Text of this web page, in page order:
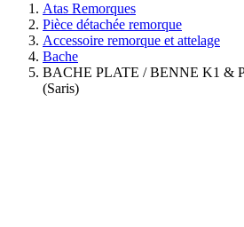
Atas Remorques
Pièce détachée remorque
Accessoire remorque et attelage
Bache
BACHE PLATE / BENNE K1 &
(Saris)